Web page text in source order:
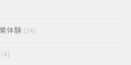
体験 (34)
(4)